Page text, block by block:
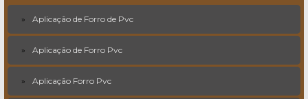
Aplicação de Forro de Pvc
Aplicação de Forro Pvc
Aplicação Forro Pvc